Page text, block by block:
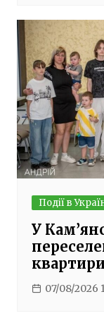
Події в
У
квартири
07/08/2026